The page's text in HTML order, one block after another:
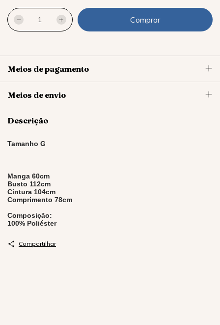
Meios de pagamento
Meios de envio
Descrição
Tamanho G
Manga 60cm
Busto 112cm
Cintura 104cm
Comprimento 78cm
Composição:
100% Poliéster
Compartilhar